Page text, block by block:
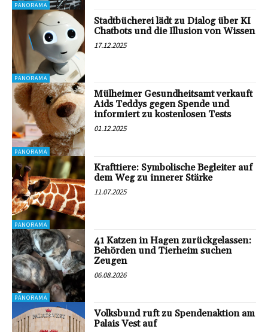
PANORAMA
PANORAMA
Stadtbücherei lädt zu Dialog über KI
Chatbots und die Illusion von Wissen
17.12.2025
PANORAMA
Mülheimer Gesundheitsamt verkauft
Aids Teddys gegen Spende und
informiert zu kostenlosen Tests
01.12.2025
PANORAMA
Krafttiere: Symbolische Begleiter auf
dem Weg zu innerer Stärke
11.07.2025
PANORAMA
41 Katzen in Hagen zurückgelassen:
Behörden und Tierheim suchen
Zeugen
06.08.2026
Volksbund ruft zu Spendenaktion am
Palais Vest auf